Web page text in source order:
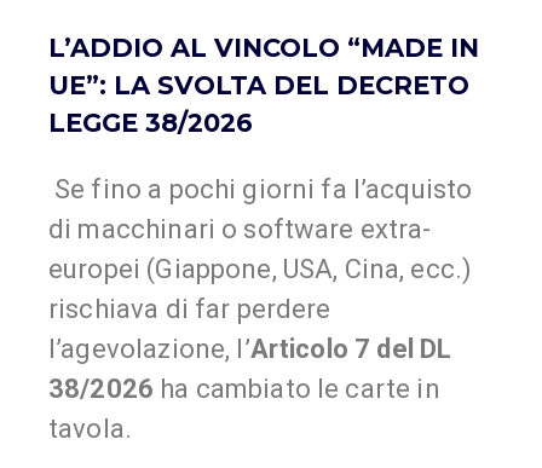
L’ADDIO AL VINCOLO “MADE IN
UE”: LA SVOLTA DEL DECRETO
LEGGE 38/2026
Se fino a pochi giorni fa l’acquisto
di macchinari o software extra-
europei (Giappone, USA, Cina, ecc.)
rischiava di far perdere
l’agevolazione, l’Articolo 7 del DL
38/2026 ha cambiato le carte in
tavola.